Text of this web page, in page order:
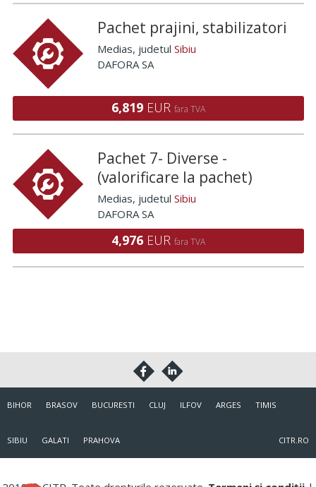
Pachet prajini, stabilizatori
Medias, judetul Sibiu
DAFORA SA
6,819 EUR fara TVA
Pachet 7- Diverse -
(valorificare la pachet)
Medias, judetul Sibiu
DAFORA SA
4,976 EUR fara TVA
BIHOR BRASOV BUCURESTI CLUJ ILFOV ARGES TIMIS
SIBIU GALATI PRAHOVA CITR.RO